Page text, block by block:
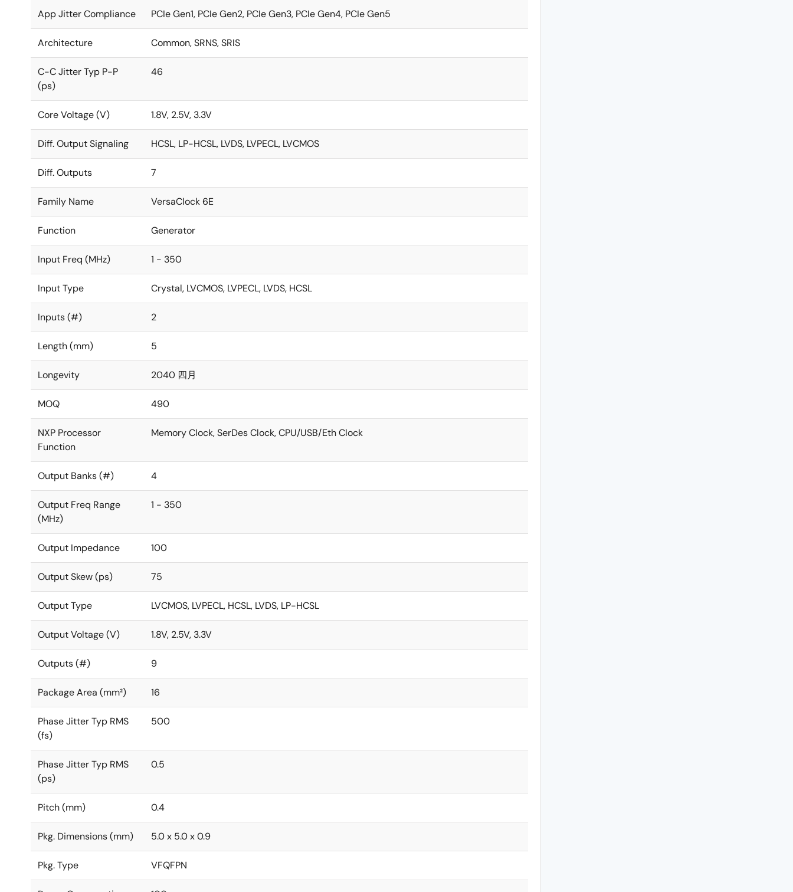
App Jitter Compliance PCIe Gen1, PCIe Gen2, PCIe Gen3, PCIe Gen4, PCIe Gen5
Architecture Common, SRNS, SRIS
C-C Jitter Typ P-P
(ps)
46
Core Voltage (V) 1.8V, 2.5V, 3.3V
Diff. Output Signaling HCSL, LP-HCSL, LVDS, LVPECL, LVCMOS
Diff. Outputs 7
Family Name VersaClock 6E
Function Generator
Input Freq (MHz) 1 - 350
Input Type Crystal, LVCMOS, LVPECL, LVDS, HCSL
Inputs (#) 2
Length (mm) 5
Longevity 2040 四月
MOQ 490
NXP Processor
Function
Memory Clock, SerDes Clock, CPU/USB/Eth Clock
Output Banks (#) 4
Output Freq Range
(MHz)
1 - 350
Output Impedance 100
Output Skew (ps) 75
Output Type LVCMOS, LVPECL, HCSL, LVDS, LP-HCSL
Output Voltage (V) 1.8V, 2.5V, 3.3V
Outputs (#) 9
Package Area (mm²) 16
Phase Jitter Typ RMS
(fs)
500
Phase Jitter Typ RMS
(ps)
0.5
Pitch (mm) 0.4
Pkg. Dimensions (mm) 5.0 x 5.0 x 0.9
Pkg. Type VFQFPN